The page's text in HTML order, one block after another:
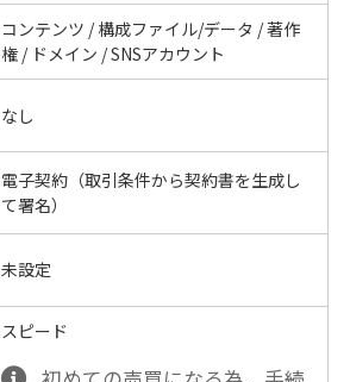
コンテンツ / 構成ファイル/データ / 著作
権 / ドメイン / SNSアカウント
なし
電子契約（取引条件から契約書を生成し
て署名）
未設定
スピード